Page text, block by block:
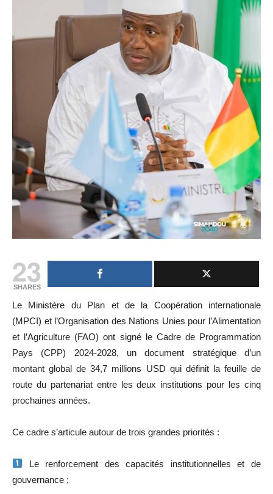
23
SHARES
Le Ministère du Plan et de la Coopération internationale
(MPCI) et l’Organisation des Nations Unies pour l’Alimentation
et l’Agriculture (FAO) ont signé le Cadre de Programmation
Pays (CPP) 2024-2028, un document stratégique d’un
montant global de 34,7 millions USD qui définit la feuille de
route du partenariat entre les deux institutions pour les cinq
prochaines années.
Ce cadre s’articule autour de trois grandes priorités :
Le renforcement des capacités institutionnelles et de
gouvernance ;